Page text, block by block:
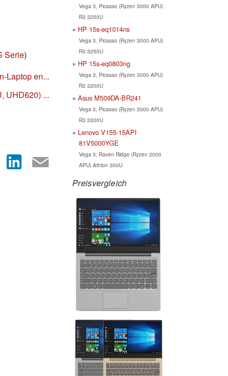
Serie)
Laptop en...
UHD620) ...
Vega 3, Picasso (Ryzen 3000 APU)
R3 3250U
HP 15s-eq1014ns
Vega 3, Picasso (Ryzen 3000 APU)
R3 3250U
HP 15s-eq0803ng
Vega 3, Picasso (Ryzen 3000 APU)
R3 3200U
Asus M509DA-BR241
Vega 3, Picasso (Ryzen 3000 APU)
R3 3200U
Lenovo V155-15API
81V5000YGE
Vega 3, Raven Ridge (Ryzen 2000
APU) Athlon 300U
Preisvergleich